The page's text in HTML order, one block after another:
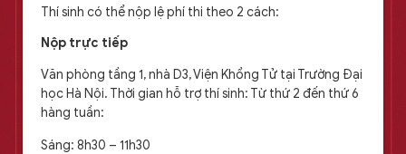
Thí sinh có thể nộp lệ phí thi theo 2 cách:
Nộp trực tiếp
Văn phòng tầng 1, nhà D3, Viện Khổng Tử tại Trường Đại
học Hà Nội. Thời gian hỗ trợ thí sinh: Từ thứ 2 đến thứ 6
hàng tuần:
Sáng: 8h30 – 11h30